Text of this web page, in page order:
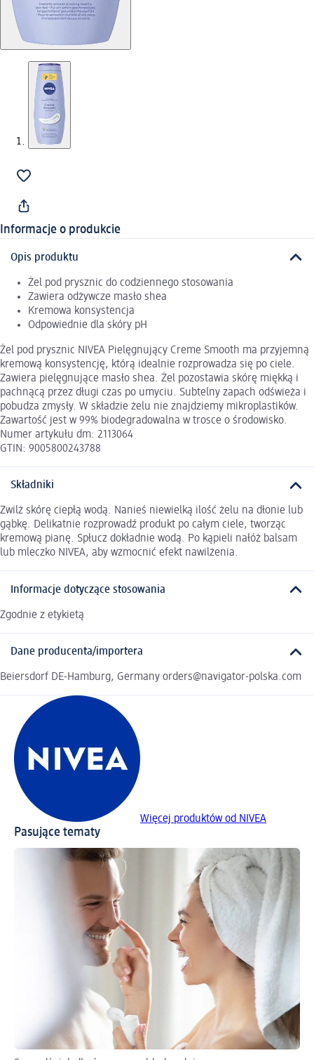
Informacje o produkcie
Opis produktu
Żel pod prysznic do codziennego stosowania
Zawiera odżywcze masło shea
Kremowa konsystencja
Odpowiednie dla skóry pH
Żel pod prysznic NIVEA Pielęgnujący Creme Smooth ma przyjemną
kremową konsystencję, którą idealnie rozprowadza się po ciele.
Zawiera pielęgnujące masło shea. Żel pozostawia skórę miękką i
pachnącą przez długi czas po umyciu. Subtelny zapach odświeża i
pobudza zmysły. W składzie żelu nie znajdziemy mikroplastików.
Zawartość jest w 99% biodegradowalna w trosce o środowisko.
Numer artykułu dm: 2113064
GTIN: 9005800243788
Składniki
Zwilż skórę ciepłą wodą. Nanieś niewielką ilość żelu na dłonie lub
gąbkę. Delikatnie rozprowadź produkt po całym ciele, tworząc
kremową pianę. Spłucz dokładnie wodą. Po kąpieli nałóż balsam
lub mleczko NIVEA, aby wzmocnić efekt nawilżenia.
Informacje dotyczące stosowania
Zgodnie z etykietą
Dane producenta/importera
Beiersdorf DE-Hamburg, Germany orders@navigator-polska.com
Więcej produktów od NIVEA
Pasujące tematy